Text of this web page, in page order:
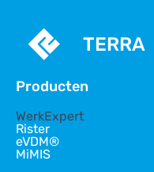
TERRA
Producten
WerkExpert
Rister
eVDM®
MiMIS